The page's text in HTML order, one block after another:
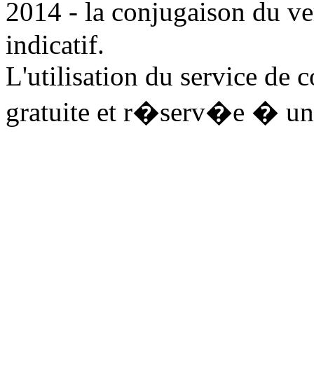
2014 - la conjugaison du
indicatif.
L'utilisation du service de
gratuite et r�serv�e � un